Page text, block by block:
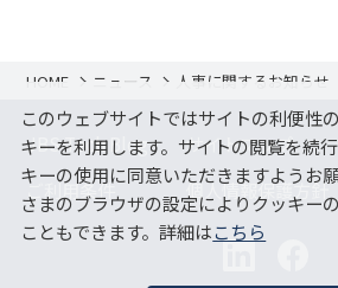
HOME ニュース 人事に関するお知らせ
JBS Tech Blog サイトマップ
ご利用条件
個人情報保護方針
このウェブサイトではサイトの利便性
キーを利用します。サイトの閲覧を続
キーの使用に同意いただきますようお
さまのブラウザの設定によりクッキー
こともできます。詳細はこちら